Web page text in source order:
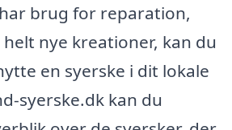
brug for reparation,
nye kreationer, kan du
en syerske i dit lokale
syerske.dk kan du